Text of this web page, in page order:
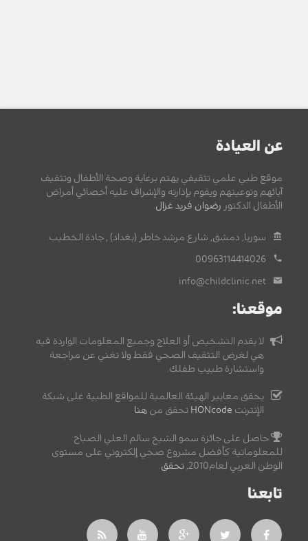
عن العيادة
موقع طبي علمي تثقيفي يهتم برعاية وصحة الأطفال وتثقيف
آبائهم وتوعيتهم ويقوم بإدارته والإشراف عليه أخصائي أمراض
الأطفال الدكتور رضوان فريد غزال.
سوريا, دمشق, شارع مرشد خاطر (بغداد) , جادة الخطيب.
00963114414026
info@childclinic.net
موقعنا:
لا يقدم التشخيص أو العلاج وجميع المعلومات الواردة فيه
هي لغرض التثقيف الصحي فقط ولا تغني عن مراجعة
واستشارة طبيب طفلك.
يحقق معايير الهيئة العالمية للمواقع الطبية على شبكة
الإنترنت HONcode تحقق من هنا
حاصل على جائزة سمو الشيخ سالم العلي الصباح
للمعلوماتية كأفضل مشروع صحي إلكتروني على مستوى
الوطن العربي لعام2010,
تحقق.
تابعنا